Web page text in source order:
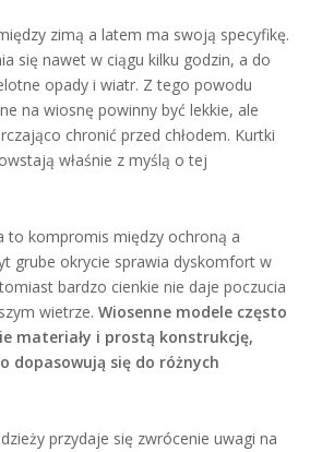
zimą a latem ma swoją specyfikę.
się nawet w ciągu kilku godzin, a do
opady i wiatr. Z tego powodu
na wiosnę powinny być lekkie, ale
chronić przed chłodem. Kurtki
właśnie z myślą o tej
to kompromis między ochroną a
grube okrycie sprawia dyskomfort w
bardzo cienkie nie daje poczucia
wietrze. Wiosenne modele często
materiały i prostą konstrukcję,
dopasowują się do różnych
przydaje się zwrócenie uwagi na